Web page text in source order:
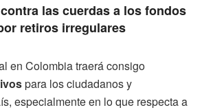
las cuerdas a los fondos
retiros irregulares
en Colombia traerá consigo
para los ciudadanos y
especialmente en lo que respecta a